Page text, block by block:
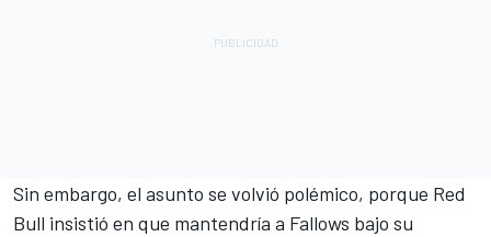
Sin embargo, el asunto se volvió polémico, porque Red
Bull insistió en que mantendría a Fallows bajo su